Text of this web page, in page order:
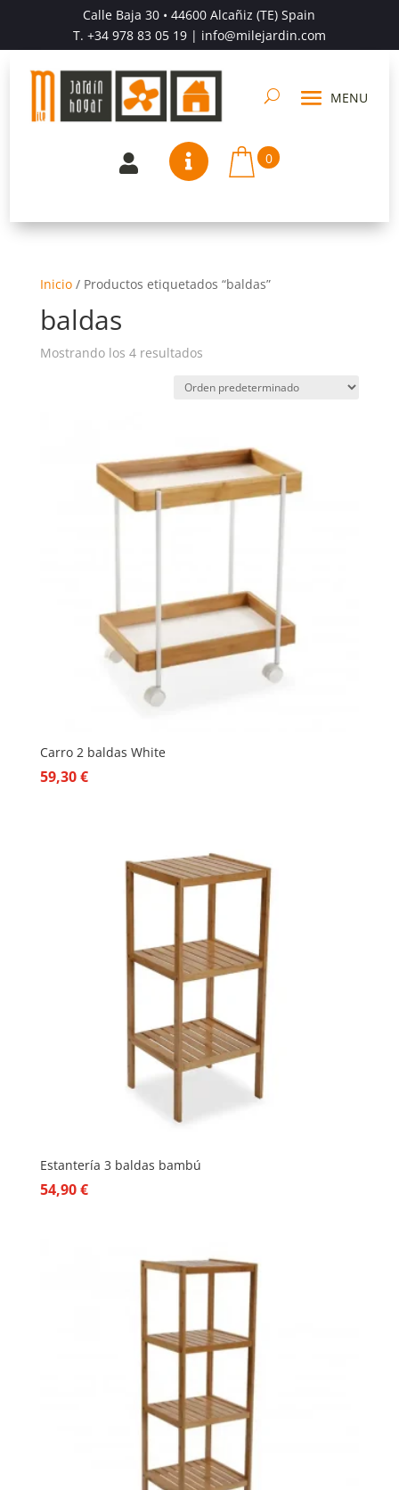
Calle Baja 30 • 44600 Alcañiz (TE) Spain
T. +34 978 83 05 19| info@milejardin.com
  0
Inicio/ Productos etiquetados “baldas”
baldas
Mostrando los 4 resultados
Carro 2 baldas White
59,30€
Estantería 3 baldas bambú
54,90€